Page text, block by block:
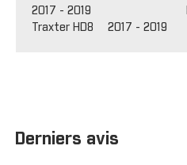
2017 - 2019
Traxter HD8 2017 - 2019
Derniers avis